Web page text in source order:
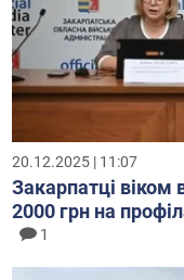
20.12.2025 | 11:07
Закарпатці віком
2000 грн на
1